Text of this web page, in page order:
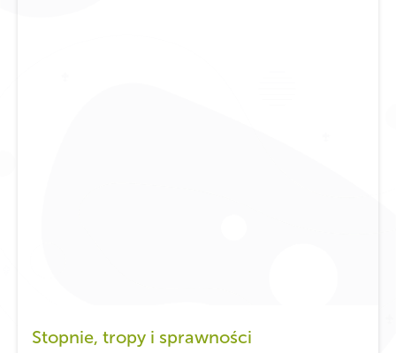
Stopnie, tropy i sprawności